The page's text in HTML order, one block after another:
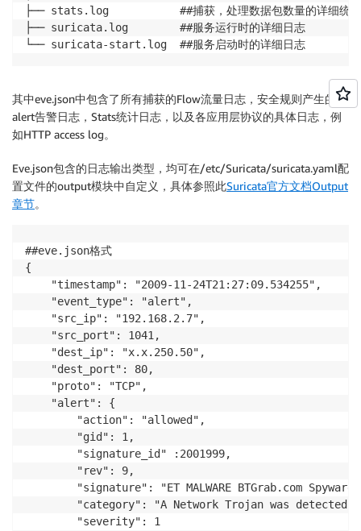
├── stats.log		    ##捕获，处理数据包数量的详细统计
├── suricata.log		##服务运行时的详细日志
└── suricata-start.log	##服务启动时的详细日志
其中eve.json中包含了所有捕获的Flow流量日志，安全规则产生的
alert告警日志，Stats统计日志，以及各应用层协议的具体日志，例
如HTTP access log。
Eve.json包含的日志输出类型，均可在/etc/Suricata/suricata.yaml配
置文件的output模块中自定义，具体参照此Suricata官方文档Output
章节。
##eve.json格式
{
    "timestamp": "2009-11-24T21:27:09.534255",
    "event_type": "alert",
    "src_ip": "192.168.2.7",
    "src_port": 1041,
    "dest_ip": "x.x.250.50",
    "dest_port": 80,
    "proto": "TCP",
    "alert": {
        "action": "allowed",
        "gid": 1,
        "signature_id" :2001999,
        "rev": 9,
"signature": "ET MALWARE BTGrab.com Spyware
        "category": "A Network Trojan was detected",
        "severity": 1